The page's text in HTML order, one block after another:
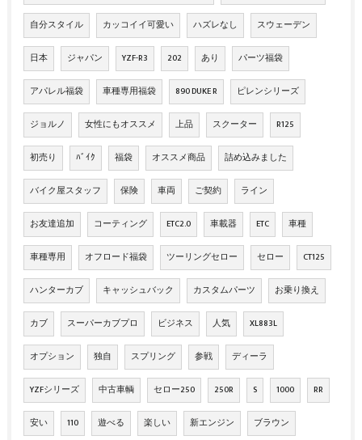
自分スタイル カッコイイ可愛い ハズレなし スウェーデン
日本 ジャパン YZF-R3 202 あり パーツ福袋
アパレル福袋 車種専用福袋 890 DUKE R ピレンシリーズ
ジョルノ 女性にもオススメ 上品 スクーター R125
初売り ﾊﾞｲｸ 福袋 オススメ商品 詰め込みました
バイク屋スタッフ 保険 車両 ご契約 ライン
お友達追加 コーティング ETC2.0 車載器 ETC 車種
車種専用 オフロード福袋 ツーリングセロー セロー CT125
ハンターカブ キャッシュバック カスタムパーツ お乗り換え
カブ スーパーカブプロ ビジネス 人気 XL883L
オプション 独自 スプリング 参戦 ディーラ
YZFシリーズ 中古車輌 セロー250 250R S 1000 RR
安い 110 遊べる 楽しい 新エンジン ブラウン